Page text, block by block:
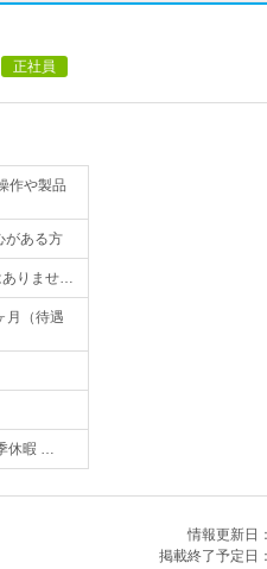
正社員
作や製品
がある方
ありませ…
月（待遇
休暇 …
情報更新日：
掲載終了予定日：